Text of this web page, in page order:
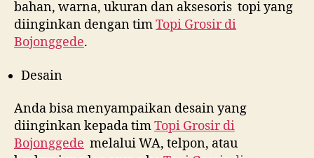
bahan, warna, ukuran dan aksesoris topi yang
diinginkan dengan timTopi Grosir di
Bojonggede.
Desain
Anda bisa menyampaikan desain yang
diinginkan kepada timTopi Grosir di
Bojonggede melalui WA, telpon, atau